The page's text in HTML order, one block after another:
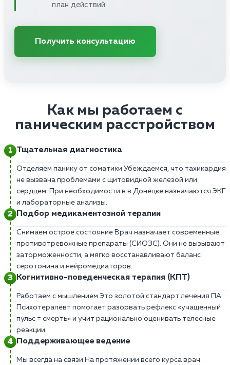
план действий.
Получить консультацию
Как мы работаем с
паническим расстройством
Тщательная диагностика
Отделяем панику от соматики Убеждаемся, что тахикардия
не вызвана проблемами с щитовидной железой или
сердцем. При необходимости в в Донецке назначаются ЭКГ
и лабораторные анализы.
Подбор медикаментозной терапии
Снимаем острое состояние Врач назначает современные
противотревожные препараты (СИОЗС). Они не вызывают
заторможенности, а мягко восстанавливают баланс
серотонина и нейромедиаторов.
Когнитивно-поведенческая терапия (КПТ)
Работаем с мышлением Это золотой стандарт лечения ПА.
Психотерапевт помогает разорвать рефлекс «учащенный
пульс = смерть» и учит рационально оценивать телесные
реакции.
Поддерживающее ведение
Мы всегда на связи На протяжении всего курса врач